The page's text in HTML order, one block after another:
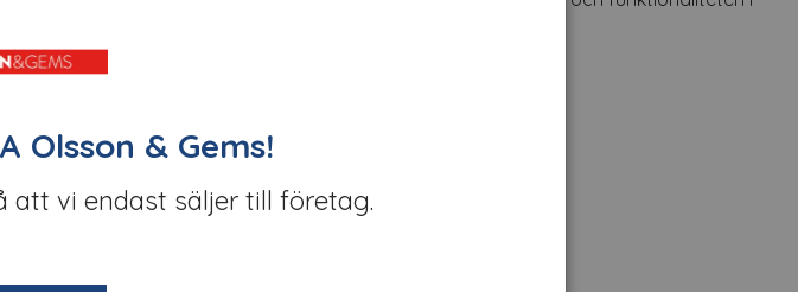
Olsson & Gems!
att vi endast säljer till företag.